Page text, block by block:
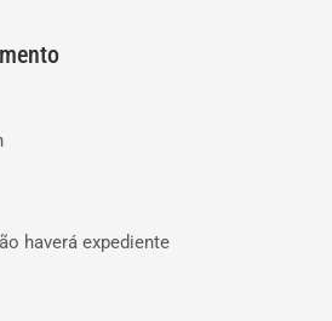
haverá expediente